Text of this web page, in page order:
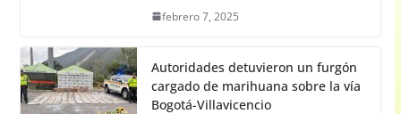
febrero 7, 2025
Autoridades detuvieron un furgón
cargado de marihuana sobre la vía
Bogotá-Villavicencio